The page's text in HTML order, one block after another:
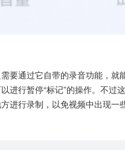
要通过它自带的录音功能，就
进行暂停“标记”的操作。不过
进行录制，以免视频中出现一些